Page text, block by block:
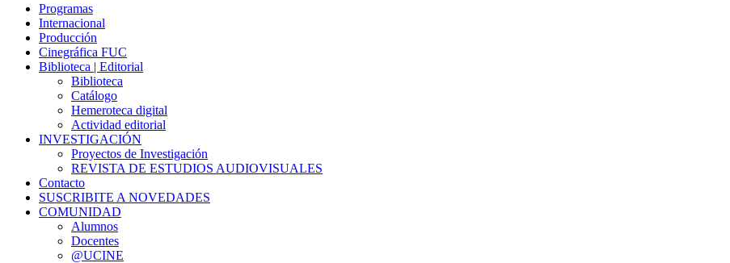
Programas
Internacional
Producción
Cinegráfica FUC
Biblioteca | Editorial
Biblioteca
Catálogo
Hemeroteca digital
Actividad editorial
INVESTIGACIÓN
Proyectos de Investigación
REVISTA DE ESTUDIOS AUDIOVISUALES
Contacto
SUSCRIBITE A NOVEDADES
COMUNIDAD
Alumnos
Docentes
@UCINE